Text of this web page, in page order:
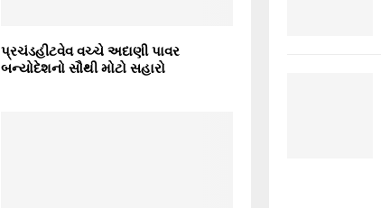
પ્રચંડહીટવેવ વચ્ચે અદાણી પાવર
બન્યોદેશનો સૌથી મોટો સહારો